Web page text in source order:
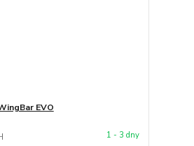
EVO
1 - 3 dny